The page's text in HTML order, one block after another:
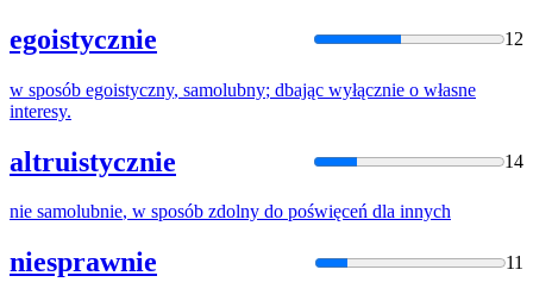
egoistycznie 12
w sposób egoistyczny, samolubny; dbając wyłącznie o własne
interesy.
altruistycznie 14
nie samolubnie, w sposób zdolny do poświęceń dla innych
niesprawnie 11